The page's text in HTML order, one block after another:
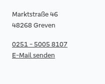
Marktstraße 46
48268 Greven
0251 - 5005 8107
E-Mail senden